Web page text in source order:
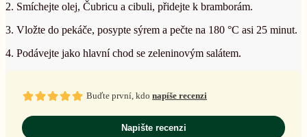
2. Smíchejte olej, Čubricu a cibuli, přidejte k bramborám.
3. Vložte do pekáče, posypte sýrem a pečte na 180 °C asi 25 minut.
4. Podávejte jako hlavní chod se zeleninovým salátem.
Buďte první, kdo napíše recenzi
Napište recenzi